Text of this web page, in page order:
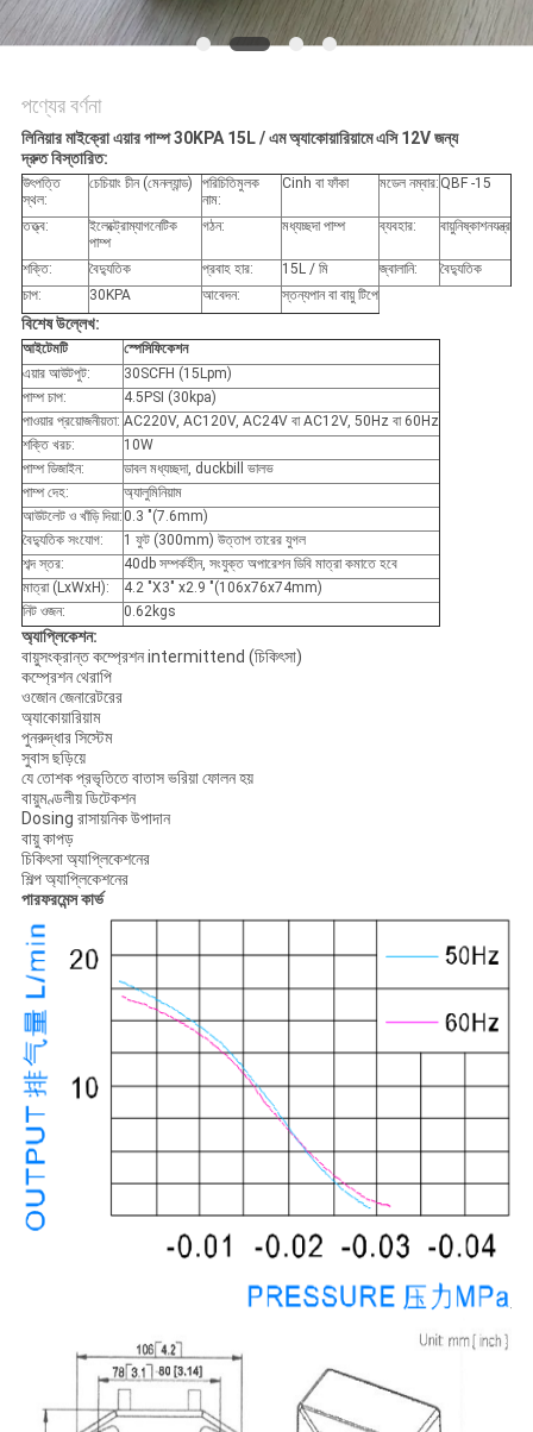
পণ্যের বর্ণনা
লিনিয়ার মাইক্রো এয়ার পাম্প 30KPA 15L / এম অ্যাকোয়ারিয়ামে এসি 12V জন্য
দ্রুত বিস্তারিত:
উৎপত্তি
স্থল:
চেচিয়াং চীন (মেনল্যান্ড)
পরিচিতিমুলক
নাম:
Cinh বা ফাঁকা মডেল নম্বার: QBF -15
তত্ত্ব:
ইলেক্ট্রোম্যাগনেটিক
পাম্প
গঠন: মধ্যচ্ছদা পাম্প ব্যবহার: বায়ুনিষ্কাশনযন্ত্র
শক্তি: বৈদ্যুতিক প্রবাহ হার: 15L / মি জ্বালানি:
বৈদ্যুতিক
চাপ:
30KPA আবেদন: স্তন্যপান বা বায়ু টিপে
বিশেষ উল্লেখ:
আইটেমটি
স্পেসিফিকেশন
এয়ার আউটপুট:
30SCFH (15Lpm)
পাম্প চাপ:
4.5PSI (30kpa)
পাওয়ার প্রয়োজনীয়তা: AC220V, AC120V, AC24V বা AC12V, 50Hz বা 60Hz
শক্তি খরচ:
10W
পাম্প ডিজাইন:
ডাবল মধ্যচ্ছদা, duckbill ভালভ
পাম্প দেহ:
অ্যালুমিনিয়াম
আউটলেট ও ​​খাঁড়ি দিয়া: 0.3 "(7.6mm)
বৈদ্যুতিক সংযোগ:
1 ফুট (300mm) উত্তাপ তারের যুগল
শব্দ স্তর:
40db সম্পর্কহীন, সংযুক্ত অপারেশন ডিবি মাত্রা কমাতে হবে
মাত্রা (LxWxH):
4.2 "X3" x2.9 "(106x76x74mm)
নিট ওজন:
0.62kgs
অ্যাপ্লিকেশন:
বায়ুসংক্রান্ত কম্প্রেশন intermittend (চিকিৎসা)
কম্প্রেশন থেরাপি
ওজোন জেনারেটরের
অ্যাকোয়ারিয়াম
পুনরুদ্ধার সিস্টেম
সুবাস ছড়িয়ে
যে তোশক প্রভৃতিতে বাতাস ভরিয়া ফোলন হয়
বায়ুমণ্ডলীয় ডিটেকশন
Dosing রাসায়নিক উপাদান
বায়ু কাপড়
চিকিৎসা অ্যাপ্লিকেশনের
শিল্প অ্যাপ্লিকেশনের
পারফরমেন্স কার্ভ